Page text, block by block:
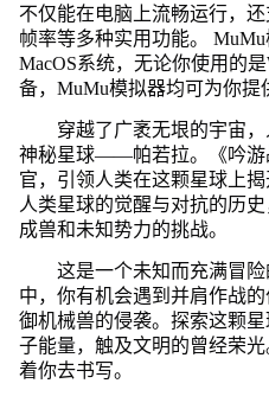
不仅能在电脑上流畅运行，
帧率等多种实用功能。 MuMu
MacOS系统，无论你使用的
备，MuMu模拟器均可为你提
穿越了广袤无垠的宇宙
神秘星球——帕若拉。《吟游
官，引领人类在这颗星球上
人类星球的觉醒与对抗的历
成兽和未知势力的挑战。
这是一个未知而充满冒
中，你有机会遇到并肩作战
御机械兽的侵袭。探索这颗
子能量，触及文明的曾经荣
着你去书写。